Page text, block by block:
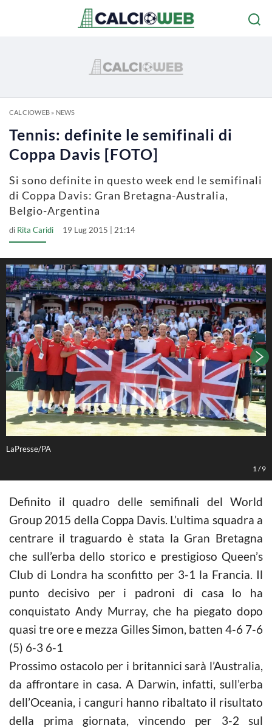
CALCIOWEB» NEWS
Tennis: definite le semifinali di
Coppa Davis [FOTO]
Si sono definite in questo week end le semifinali
di Coppa Davis: Gran Bretagna-Australia,
Belgio-Argentina
di Rita Caridi 19 Lug 2015 | 21:14
LaPresse/PA
1 /9
Definito il quadro delle semifinali del World
Group 2015 della Coppa Davis. L’ultima squadra a
centrare il traguardo è stata la Gran Bretagna
che sull’erba dello storico e prestigioso Queen’s
Club di Londra ha sconfitto per 3-1 la Francia. Il
punto decisivo per i padroni di casa lo ha
conquistato Andy Murray, che ha piegato dopo
quasi tre ore e mezza Gilles Simon, batten 4-6 7-6
(5) 6-3 6-1
Prossimo ostacolo per i britannici sarà l’Australia,
da affrontare in casa. A Darwin, infatti, sull’erba
dell’Oceania, i canguri hanno ribaltato il risultato
della prima giornata, vincendo per 3-2 sul